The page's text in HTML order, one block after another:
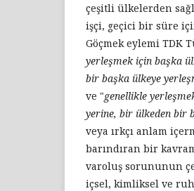
çeşitli ülkelerden
işçi, geçici bir süre
Göçmek eylemi TDK
yerleşmek için başka
bir başka ülkeye
ve "genellikle
yerine, bir ülkeden bir
veya ırkçı anlam
barındıran bir
varoluş sorununun
içsel, kimliksel ve